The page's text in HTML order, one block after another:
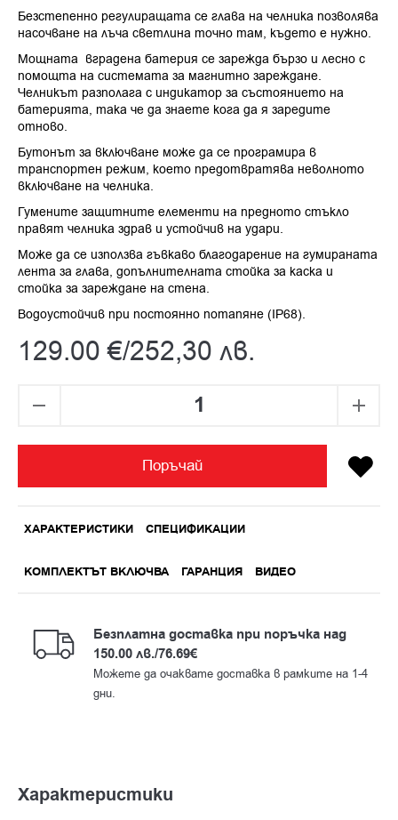
Безстепенно регулиращата се глава на челника позволява
насочване на лъча светлина точно там, където е нужно.
Мощната вградена батерия се зарежда бързо и лесно с
помощта на системата за магнитно зареждане.
Челникът разполага с индикатор за състоянието на
батерията, така че да знаете кога да я заредите
отново.
Бутонът за включване може да се програмира в
транспортен режим, което предотвратява неволното
включване на челника.
Гумените защитните елементи на предното стъкло
правят челника здрав и устойчив на удари.
Може да се използва гъвкаво благодарение на гумираната
лента за глава, допълнителната стойка за каска и
стойка за зареждане на стена.
Водоустойчив при постоянно потапяне (IP68).
129.00 €/252,30 лв.
Поръчай
ВИДЕО
ХАРАКТЕРИСТИКИ СПЕЦИФИКАЦИИ
КОМПЛЕКТЪТ ВКЛЮЧВА ГАРАНЦИЯ
Бeзплатна доставка при поръчка над
150.00 лв./76.69€
Можете да очаквате доставка в рамките на 1-4
дни.
Характеристики